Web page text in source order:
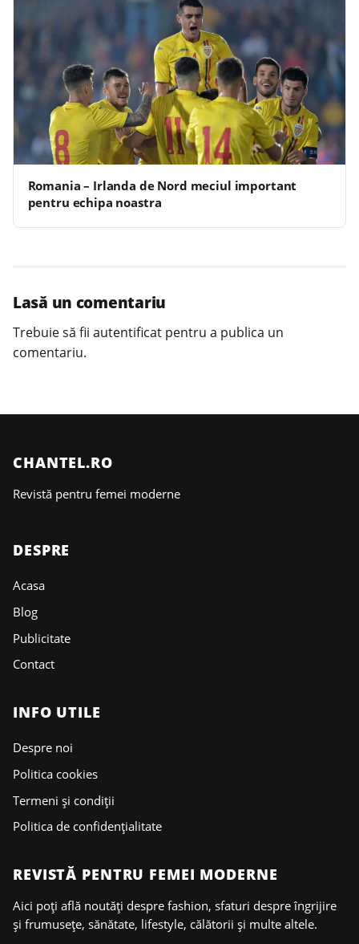
Romania – Irlanda de Nord meciul important
pentru echipa noastra
Lasă un comentariu
Trebuie să fii autentificat pentru a publica un
comentariu.
CHANTEL.RO
Revistă pentru femei moderne
DESPRE
Acasa
Blog
Publicitate
Contact
INFO UTILE
Despre noi
Politica cookies
Termeni și condiții
Politica de confidențialitate
REVISTĂ PENTRU FEMEI MODERNE
Aici poți află noutăți despre fashion, sfaturi despre îngrijire
și frumusețe, sănătate, lifestyle, călătorii și multe altele.